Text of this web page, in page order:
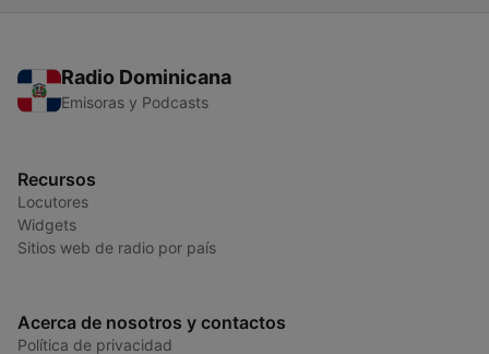
Radio Dominicana
Emisoras y Podcasts
Recursos
Locutores
Widgets
Sitios web de radio por país
Acerca de nosotros y contactos
Política de privacidad